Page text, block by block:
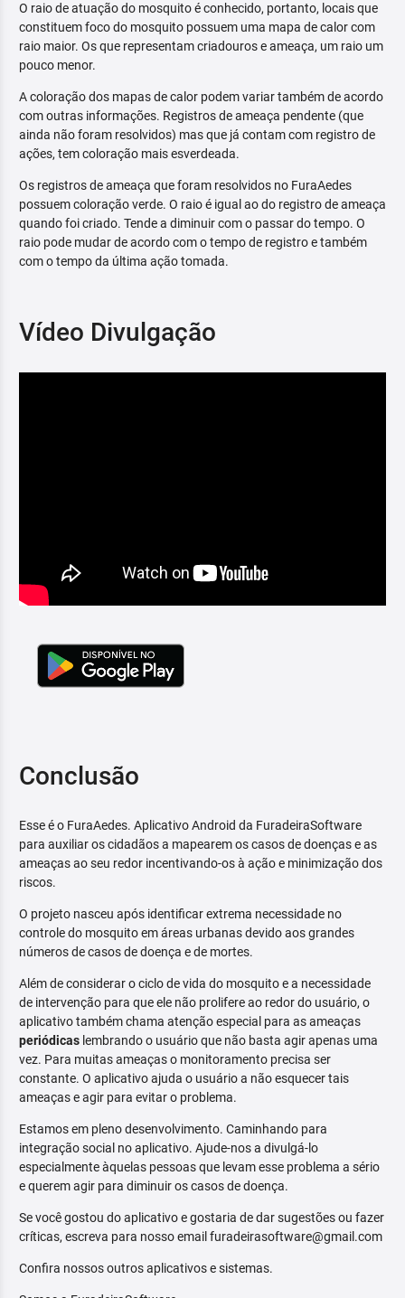
O raio de atuação do mosquito é conhecido, portanto, locais que
constituem foco do mosquito possuem uma mapa de calor com
raio maior. Os que representam criadouros e ameaça, um raio um
pouco menor.
A coloração dos mapas de calor podem variar também de acordo
com outras informações. Registros de ameaça pendente (que
ainda não foram resolvidos) mas que já contam com registro de
ações, tem coloração mais esverdeada.
Os registros de ameaça que foram resolvidos no FuraAedes
possuem coloração verde. O raio é igual ao do registro de ameaça
quando foi criado. Tende a diminuir com o passar do tempo. O
raio pode mudar de acordo com o tempo de registro e também
com o tempo da última ação tomada.
Vídeo Divulgação
Conclusão
Esse é o FuraAedes. Aplicativo Android da FuradeiraSoftware
para auxiliar os cidadãos a mapearem os casos de doenças e as
ameaças ao seu redor incentivando-os à ação e minimização dos
riscos.
O projeto nasceu após identificar extrema necessidade no
controle do mosquito em áreas urbanas devido aos grandes
números de casos de doença e de mortes.
Além de considerar o ciclo de vida do mosquito e a necessidade
de intervenção para que ele não prolifere ao redor do usuário, o
aplicativo também chama atenção especial para as ameaças
periódicas lembrando o usuário que não basta agir apenas uma
vez. Para muitas ameaças o monitoramento precisa ser
constante. O aplicativo ajuda o usuário a não esquecer tais
ameaças e agir para evitar o problema.
Estamos em pleno desenvolvimento. Caminhando para
integração social no aplicativo. Ajude-nos a divulgá-lo
especialmente àquelas pessoas que levam esse problema a sério
e querem agir para diminuir os casos de doença.
Se você gostou do aplicativo e gostaria de dar sugestões ou fazer
críticas, escreva para nosso email furadeirasoftware@gmail.com
Confira nossos outros aplicativos e sistemas.